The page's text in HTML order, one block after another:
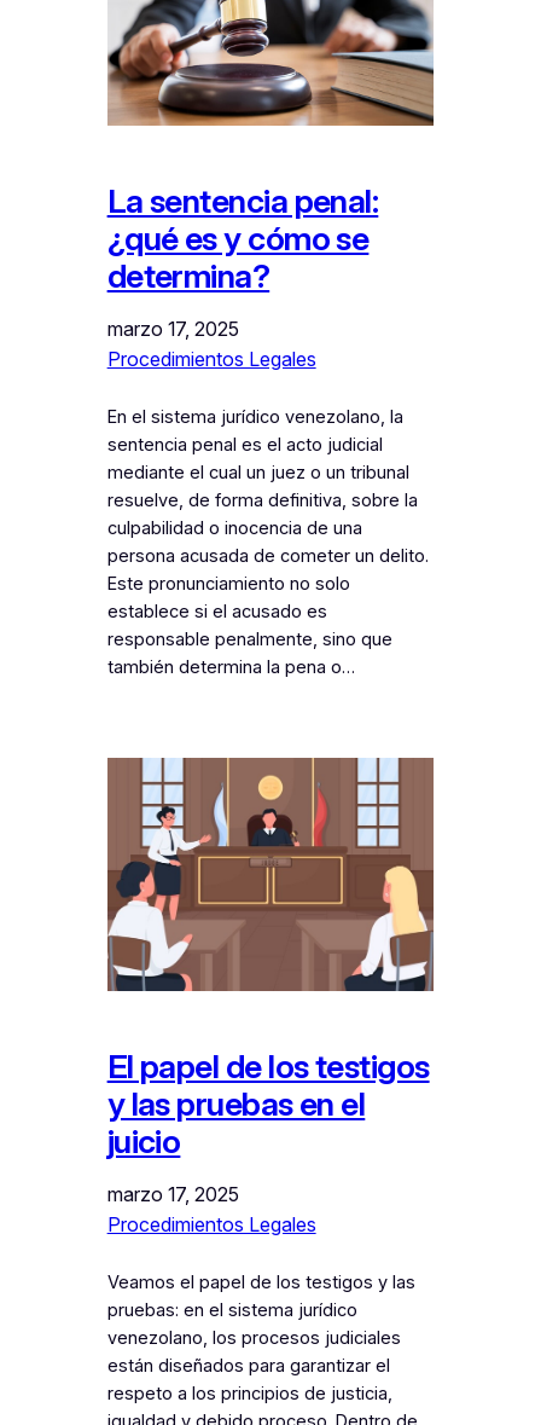
La sentencia penal:
¿qué es y cómo se
determina?
marzo 17, 2025
Procedimientos Legales
En el sistema jurídico venezolano, la
sentencia penal es el acto judicial
mediante el cual un juez o un tribunal
resuelve, de forma definitiva, sobre la
culpabilidad o inocencia de una
persona acusada de cometer un delito.
Este pronunciamiento no solo
establece si el acusado es
responsable penalmente, sino que
también determina la pena o…
El papel de los testigos
y las pruebas en el
juicio
marzo 17, 2025
Procedimientos Legales
Veamos el papel de los testigos y las
pruebas: en el sistema jurídico
venezolano, los procesos judiciales
están diseñados para garantizar el
respeto a los principios de justicia,